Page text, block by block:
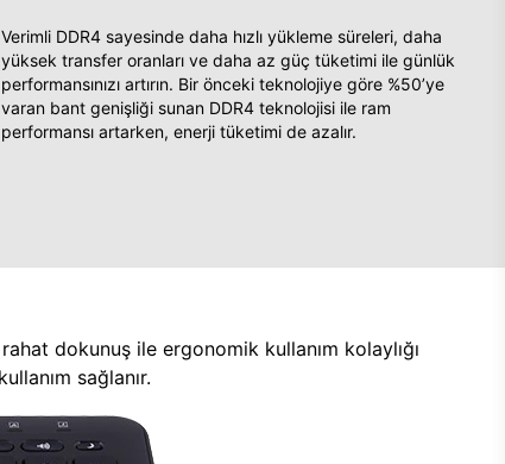
Verimli DDR4 sayesinde daha hızlı yükleme süreleri, daha
yüksek transfer oranları ve daha az güç tüketimi ile günlük
performansınızı artırın. Bir önceki teknolojiye göre %50’ye
varan bant genişliği sunan DDR4 teknolojisi ile ram
performansı artarken, enerji tüketimi de azalır.
dokunuş ile ergonomik kullanım kolaylığı
sağlanır.